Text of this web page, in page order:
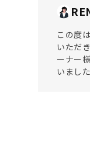
この度
いただ
ーナー
いました